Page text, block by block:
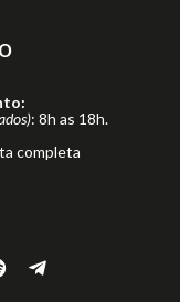
: 8h as 18h.
completa